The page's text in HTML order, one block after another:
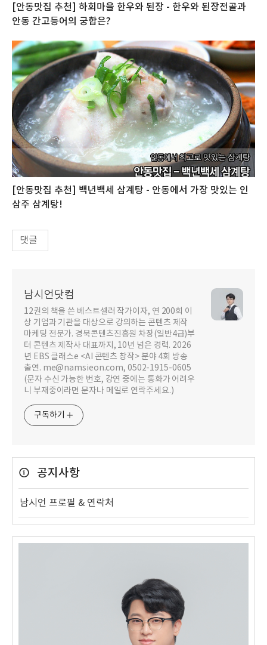
[안동맛집 추천] 하회마을 한우와 된장 - 한우와 된장전골과
안동 간고등어의 궁합은?
[안동맛집 추천] 백년백세 삼계탕 - 안동에서 가장 맛있는 인
삼주 삼계탕!
댓글
남시언닷컴
12권의 책을 쓴 베스트셀러 작가이자, 연 200회 이
상 기업과 기관을 대상으로 강의하는 콘텐츠 제작
마케팅 전문가. 경북콘텐츠진흥원 차장(일반4급)부
터 콘텐츠 제작사 대표까지, 10년 넘은 경력. 2026
년 EBS 클래스e <AI 콘텐츠 창작> 분야 4회 방송
출연. me@namsieon.com, 0502-1915-0605
(문자 수신 가능한 번호, 강연 중에는 통화가 어려우
니 부재중이라면 문자나 메일로 연락주세요.)
구독하기
공지사항
남시언 프로필 & 연락처